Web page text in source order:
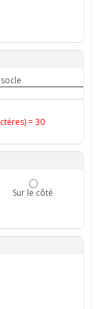
=30
Sur le côté